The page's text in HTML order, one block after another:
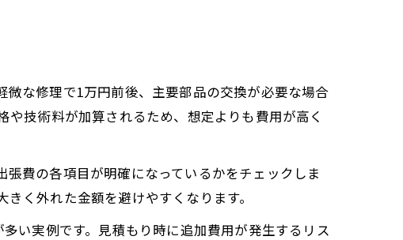
ト
グ
な修理で1万円前後、主要部品の交換が必要な場合
技術料が加算されるため、想定よりも費用が高く
費の各項目が明確になっているかをチェックしま
く外れた金額を避けやすくなります。
い実例です。見積もり時に追加費用が発生するリス